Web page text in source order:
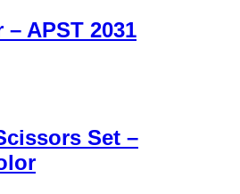
APST 2031
Set –